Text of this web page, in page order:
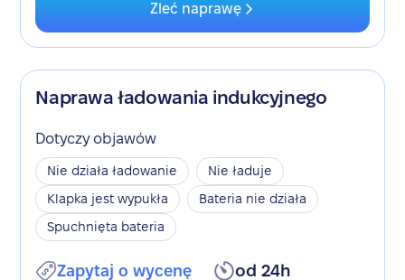
Zleć naprawę
Naprawa ładowania indukcyjnego
Dotyczy objawów
Nie działa ładowanie
Nie ładuje
Klapka jest wypukła
Bateria nie działa
Spuchnięta bateria
Zapytaj o wycenę od 24h